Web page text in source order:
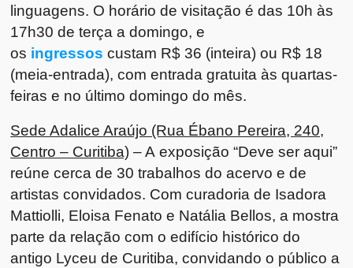
linguagens. O horário de visitação é das 10h às
17h30 de terça a domingo, e
os ingressos custam R$ 36 (inteira) ou R$ 18
(meia-entrada), com entrada gratuita às quartas-
feiras e no último domingo do mês.
Sede Adalice Araújo (Rua Ébano Pereira, 240,
Centro – Curitiba) – A exposição “Deve ser aqui”
reúne cerca de 30 trabalhos do acervo e de
artistas convidados. Com curadoria de Isadora
Mattiolli, Eloisa Fenato e Natália Bellos, a mostra
parte da relação com o edifício histórico do
antigo Lyceu de Curitiba, convidando o público a